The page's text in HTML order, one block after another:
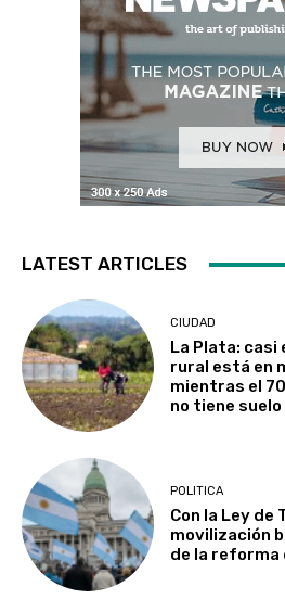
LATEST ARTICLES
CIUDAD
La Plata: casi
rural está en
mientras el
no tiene
POLITICA
Con la Ley de
movilización
de la reforma